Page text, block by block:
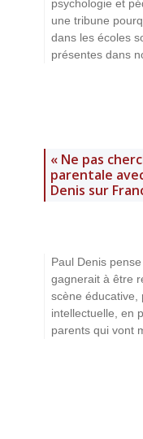
psychologie et
une tribune
dans les écoles
présentes dans
« Ne pas
parentale
Denis sur
Paul Denis
gagnerait à être
scène éducative,
intellectuelle, en
parents qui vont